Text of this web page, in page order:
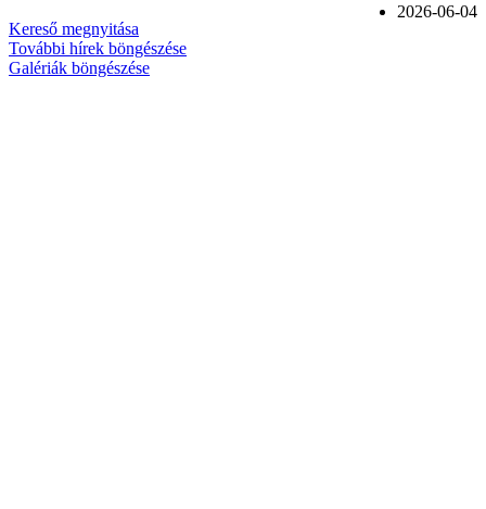
2026-06-04
Kereső megnyitása
További hírek böngészése
Galériák böngészése